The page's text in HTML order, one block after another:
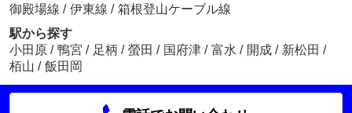
御殿場線 / 伊東線 / 箱根登山ケーブル線
駅から探す
小田原 / 鴨宮 / 足柄 / 螢田 / 国府津 / 富水 / 開成 / 新松田 /
栢山 / 飯田岡